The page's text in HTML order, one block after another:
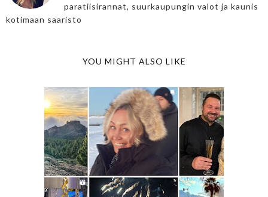
paratiisirannat, suurkaupungin valot ja kaunis
kotimaan saaristo
YOU MIGHT ALSO LIKE